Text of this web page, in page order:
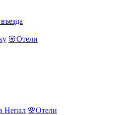
🌸Отели
Непал 🌸Отели